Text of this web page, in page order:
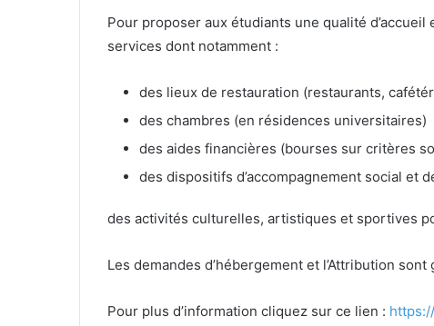
Pour proposer aux étudiants une qualité
services dont notamment :
des lieux de restauration (restaurants,
des chambres (en résidences universitaires)
des aides financières (bourses sur critères
des dispositifs d’accompagnement social et
des activités culturelles, artistiques et sportives
Les demandes d’hébergement et l’Attribution
Pour plus d’information cliquez sur ce lien :